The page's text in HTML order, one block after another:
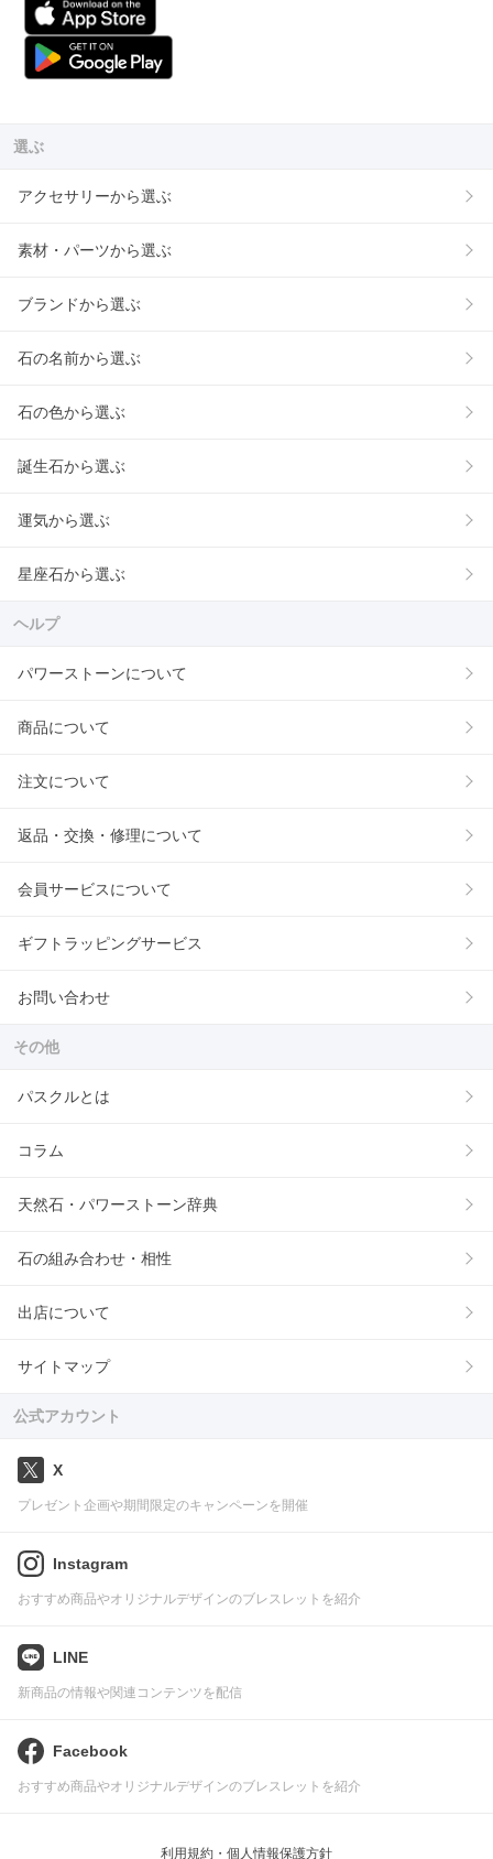
選ぶ
アクセサリーから選ぶ
素材・パーツから選ぶ
ブランドから選ぶ
石の名前から選ぶ
石の色から選ぶ
誕生石から選ぶ
運気から選ぶ
星座石から選ぶ
ヘルプ
パワーストーンについて
商品について
注文について
返品・交換・修理について
会員サービスについて
ギフトラッピングサービス
お問い合わせ
その他
パスクルとは
コラム
天然石・パワーストーン辞典
石の組み合わせ・相性
出店について
サイトマップ
公式アカウント
X
プレゼント企画や期間限定のキャンペーンを開催
Instagram
おすすめ商品やオリジナルデザインのブレスレットを紹介
LINE
新商品の情報や関連コンテンツを配信
Facebook
おすすめ商品やオリジナルデザインのブレスレットを紹介
利用規約・個人情報保護方針